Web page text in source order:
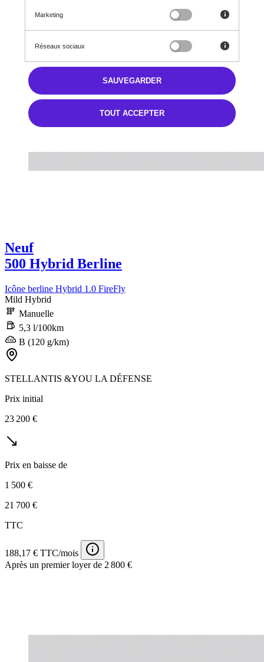
Neuf
500 Hybrid Berline
Icône berline Hybrid 1.0 FireFly
Mild Hybrid
Manuelle
5,3 l/100km
B (120 g/km)
STELLANTIS &YOU LA DÉFENSE
Prix initial
23 200 €
Prix en baisse de
1 500 €
21 700 €
TTC
188,17 € TTC/mois
Après un premier loyer de 2 800 €
Marketing
Réseaux sociaux
TOUT ACCEPTER
SAUVEGARDER